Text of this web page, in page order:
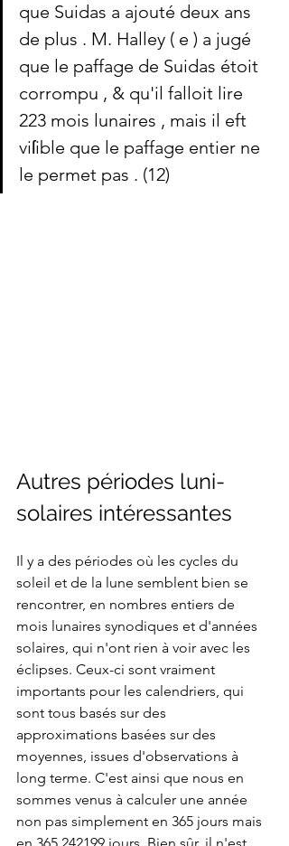
que Suidas a ajouté deux ans
de plus . M. Halley ( e ) a jugé
que le paffage de Suidas étoit
corrompu , & qu'il falloit lire
223 mois lunaires , mais il eft
viſible que le paffage entier ne
le permet pas . (12)
Autres périodes luni-
solaires intéressantes
Il y a des périodes où les cycles du
soleil et de la lune semblent bien se
rencontrer, en nombres entiers de
mois lunaires synodiques et d'années
solaires, qui n'ont rien à voir avec les
éclipses. Ceux-ci sont vraiment
importants pour les calendriers, qui
sont tous basés sur des
approximations basées sur des
moyennes, issues d'observations à
long terme. C'est ainsi que nous en
sommes venus à calculer une année
non pas simplement en 365 jours mais